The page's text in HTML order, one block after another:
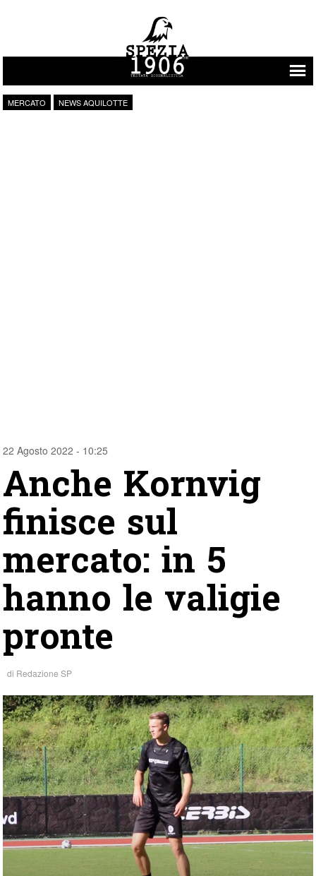
Vai al contenuto
MERCATO NEWS AQUILOTTE
22 Agosto 2022 - 10:25
Anche Kornvig
finisce sul
mercato: in 5
hanno le valigie
pronte
di Redazione SP